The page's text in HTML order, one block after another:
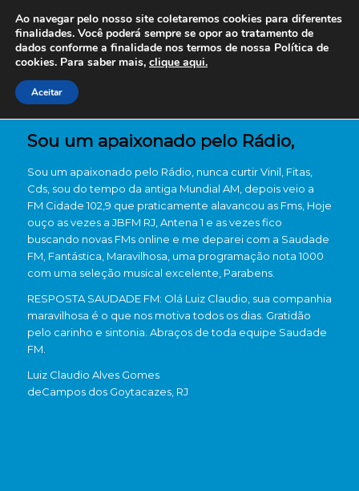
Sou um apaixonado pelo Rádio,
Sou um apaixonado pelo Rádio, nunca curtir Vinil, Fitas,
Cds, sou do tempo da antiga Mundial AM, depois veio a
FM Cidade 102,9 que praticamente alavancou as Fms, Hoje
ouço as vezes a JBFM RJ, Antena 1 e as vezes fico
buscando novas FMs online e me deparei com a Saudade
FM, Fantástica, Maravilhosa, uma programação nota 1000
com uma seleção musical excelente, Parabens.
RESPOSTA SAUDADE FM: Olá Luiz Claudio, sua companhia
maravilhosa é o que nos motiva todos os dias. Gratidão
pelo carinho e sintonia. Abraços de toda equipe Saudade
FM.
Luiz Claudio Alves Gomes
deCampos dos Goytacazes, RJ
Ao navegar pelo nosso site coletaremos cookies para diferentes
finalidades. Você poderá sempre se opor ao tratamento de
dados conforme a finalidade nos termos de nossa Política de
cookies. Para saber mais, clique aqui.
Aceitar